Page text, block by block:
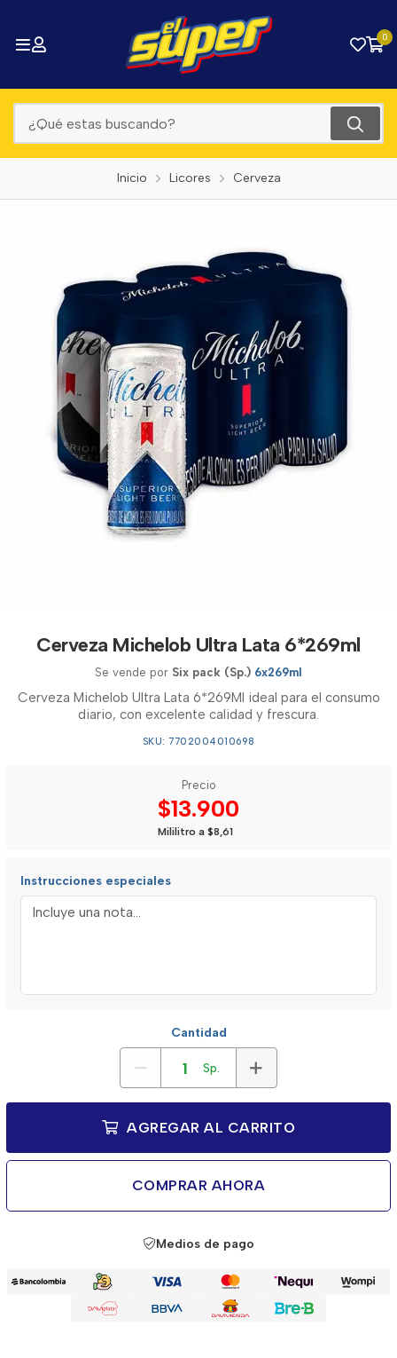
0
Inicio Licores Cerveza
Cerveza Michelob Ultra Lata 6*269ml
Se vende por Six pack (Sp.) 6x269ml
Cerveza Michelob Ultra Lata 6*269Ml ideal para el consumo
diario, con excelente calidad y frescura.
SKU: 7702004010698
Precio
$13.900
Mililitro a $8,61
Instrucciones especiales
Cantidad
Sp.
AGREGAR AL CARRITO
COMPRAR AHORA
Medios de pago